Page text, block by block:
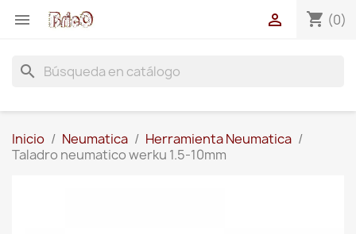
 shopping_cart (0)

search
Inicio Neumatica
Herramienta Neumatica
Taladro neumatico werku 1.5-10mm